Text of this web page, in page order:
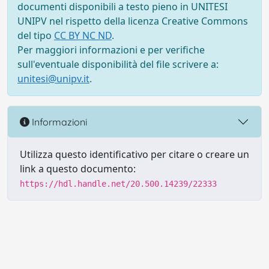
documenti disponibili a testo pieno in UNITESI
UNIPV nel rispetto della licenza Creative Commons
del tipo CC BY NC ND.
Per maggiori informazioni e per verifiche
sull'eventuale disponibilità del file scrivere a:
unitesi@unipv.it.
Informazioni
Utilizza questo identificativo per citare o creare un
link a questo documento:
https://hdl.handle.net/20.500.14239/22333